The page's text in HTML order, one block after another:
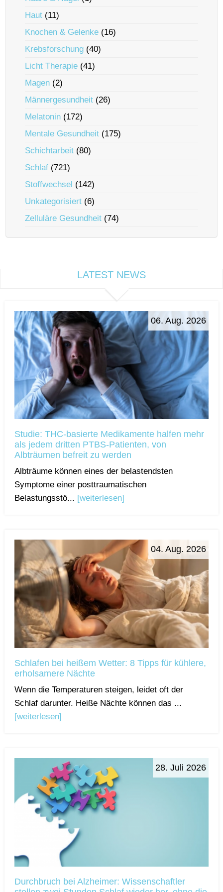
Haut (11)
Knochen & Gelenke (16)
Krebsforschung (40)
Licht Therapie (41)
Magen (2)
Männergesundheit (26)
Melatonin (172)
Mentale Gesundheit (175)
Schichtarbeit (80)
Schlaf (721)
Stoffwechsel (142)
Unkategorisiert (6)
Zelluläre Gesundheit (74)
LATEST NEWS
06. Aug. 2026
Studie: THC-basierte Medikamente halfen mehr
als jedem dritten PTBS-Patienten, von
Albträumen befreit zu werden
Albträume können eines der belastendsten
Symptome einer posttraumatischen
Belastungsstö... [weiterlesen]
04. Aug. 2026
Schlafen bei heißem Wetter: 8 Tipps für kühlere,
erholsamere Nächte
Wenn die Temperaturen steigen, leidet oft der
Schlaf darunter. Heiße Nächte können das ...
[weiterlesen]
28. Juli 2026
Durchbruch bei Alzheimer: Wissenschaftler